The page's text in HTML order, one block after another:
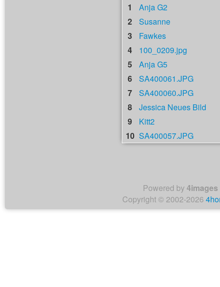
1
Anja G2
2
Susanne
3
Fawkes
4
100_0209.jpg
5
Anja G5
6
SA400061.JPG
7
SA400060.JPG
8
Jessica Neues Bild
9
Kitt2
10 SA400057.JPG
Powered by4images
Copyright © 2002-2026